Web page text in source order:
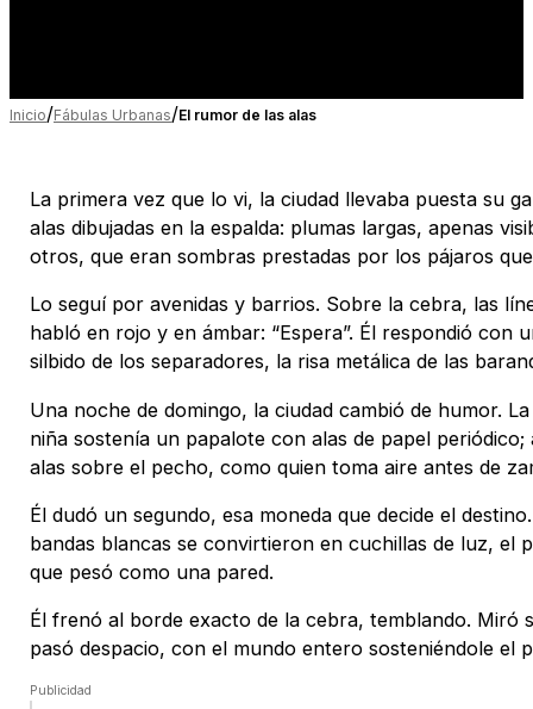
Inicio/Fábulas Urbanas/El rumor de las alas
La primera vez que lo vi, la ciudad llevaba puesta su
alas dibujadas en la espalda: plumas largas, apenas
otros, que eran sombras prestadas por los pájaros
Lo seguí por avenidas y barrios. Sobre la cebra, las
habló en rojo y en ámbar: “Espera”. Él respondió con
silbido de los separadores, la risa metálica de las
Una noche de domingo, la ciudad cambió de humor.
niña sostenía un papalote con alas de papel
alas sobre el pecho, como quien toma aire antes de
Él dudó un segundo, esa moneda que decide el
bandas blancas se convirtieron en cuchillas de luz,
que pesó como una pared.
Él frenó al borde exacto de la cebra, temblando.
pasó despacio, con el mundo entero sosteniéndole el
Publicidad